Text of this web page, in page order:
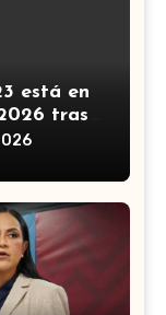
está en
tras